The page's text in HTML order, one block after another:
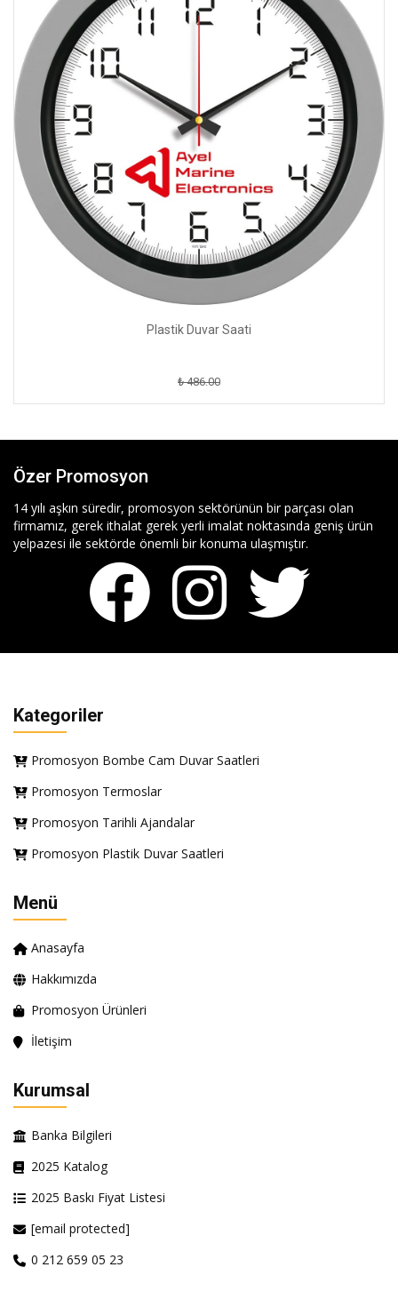
Plastik Duvar Saati
₺ 486.00
Özer Promosyon
14 yılı aşkın süredir, promosyon sektörünün bir parçası olan
firmamız, gerek ithalat gerek yerli imalat noktasında geniş ürün
yelpazesi ile sektörde önemli bir konuma ulaşmıştır.
Kategoriler
Promosyon Bombe Cam Duvar Saatleri
Promosyon Termoslar
Promosyon Tarihli Ajandalar
Promosyon Plastik Duvar Saatleri
Menü
Anasayfa
Hakkımızda
Promosyon Ürünleri
İletişim
Kurumsal
Banka Bilgileri
2025 Katalog
2025 Baskı Fiyat Listesi
[email protected]
0 212 659 05 23